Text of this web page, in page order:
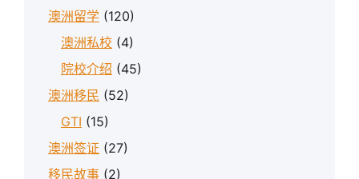
澳洲留学 (120)
澳洲私校 (4)
院校介绍 (45)
澳洲移民 (52)
GTI (15)
澳洲签证 (27)
移民故事 (2)